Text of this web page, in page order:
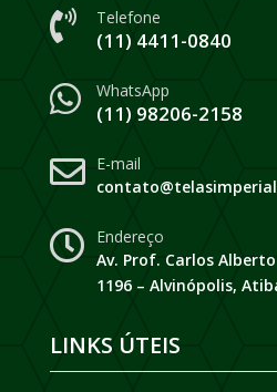
 Telefone
(11) 4411-0840
 WhatsApp
(11) 98206-2158
 E-mail

Endereço
Av. Prof. Carlos
1196 – Alvinópolis,
LINKS ÚTEIS